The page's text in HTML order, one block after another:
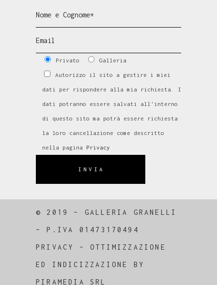
Privato Galleria
Autorizzo il sito a gestire i miei
dati per rispondere alla mia richiesta. I
dati potranno essere salvati all'interno
di questo sito ma potrà essere richiesta
la loro cancellazione come descritto
nella pagina Privacy
INVIA
© 2019 – GALLERIA GRANELLI
–P.IVA 01473170494
PRIVACY –OTTIMIZZAZIONE
ED INDICIZZAZIONE BY
PIRAMEDIA SRL